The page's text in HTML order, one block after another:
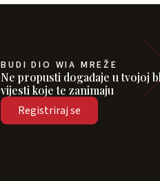
BUDI DIO WIA MREŽE
Ne propusti događaje u tvojoj
vijesti koje te zanimaju
Registriraj se